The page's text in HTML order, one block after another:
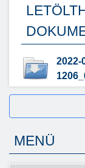
2022-
MENÜ